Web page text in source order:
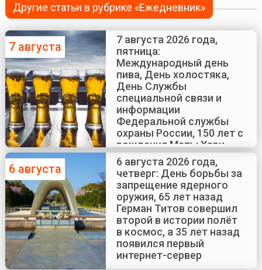
Другие статьи в рубрике «Ежедневник»
7 августа
7 августа 2026 года,
пятница:
Международный день
пива, День холостяка,
День Службы
специальной связи и
информации
Федеральной службы
охраны России, 150 лет с
рождения Маты Хари
6 августа
6 августа 2026 года,
четверг: День борьбы за
запрещение ядерного
оружия, 65 лет назад
Герман Титов совершил
второй в истории полёт
в космос, а 35 лет назад
появился первый
интернет-сервер